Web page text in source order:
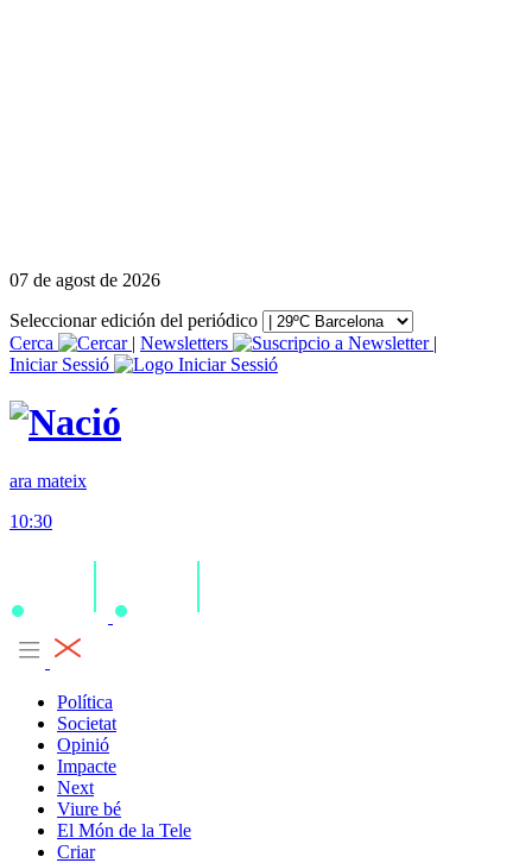
07 de agost de 2026
Seleccionar edición del periódico
Cerca
| Newsletters
|
Iniciar Sessió
ara mateix
10:30
Política
Societat
Opinió
Impacte
Next
Viure bé
El Món de la Tele
Criar